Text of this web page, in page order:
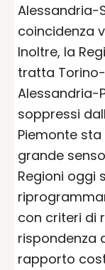
Alessandria-
coincidenza
Inoltre, la
tratta
Alessandria-
soppressi
Piemonte
grande
Regioni oggi
con criteri di
rispondenza
rapporto